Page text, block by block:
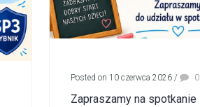
Posted on 10 czerwca 2026 / 0
Zapraszamy na spotkanie